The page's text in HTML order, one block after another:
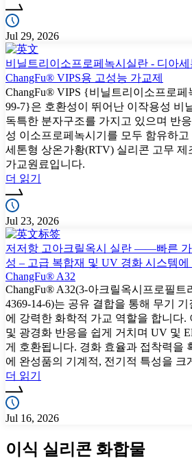
Jul 29, 2026
비닐트리이소프로페녹시실란 - 디아
ChangFu® VIPS용 고성능 가교제
ChangFu® VIPS {비닐트리이소프로페
99-7}은 호환성이 뛰어난 이작용성 비
독특한 분자구조를 가지고 있으며 반
성 이소프로페녹시기를 모두 함유하
세톤형 상온가황(RTV) 실리콘 고무 제
가교원료입니다.
더 읽기
Jul 23, 2026
저저항 고아크릴옥시 실란 ——빠른
성 – 고급 복합재 및 UV 경화 시스템에
ChangFu® A32
ChangFu® A32(3-아크릴옥시프로필트
4369-14-6)는 공유 결합을 통해 무기 기
에 강력한 화학적 가교 역할을 합니다.
및 광경화 반응을 쉽게 거치며 UV 및
게 호환됩니다. 경화 효율과 접착력을
에 완성품의 기계적, 전기적 특성을 크
더 읽기
Jul 16, 2026
이식 실리콘 화합물